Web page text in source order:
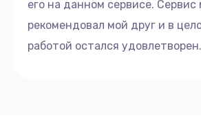
его на данном сервисе. Сервис
рекомендовал мой друг и в
работой остался удовлетворен.